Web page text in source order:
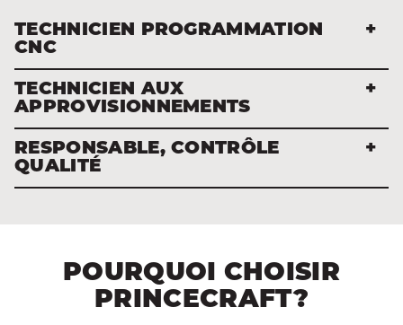
TECHNICIEN PROGRAMMATION
CNC
TECHNICIEN AUX
APPROVISIONNEMENTS
RESPONSABLE, CONTRÔLE
QUALITÉ
POURQUOI CHOISIR
PRINCECRAFT?